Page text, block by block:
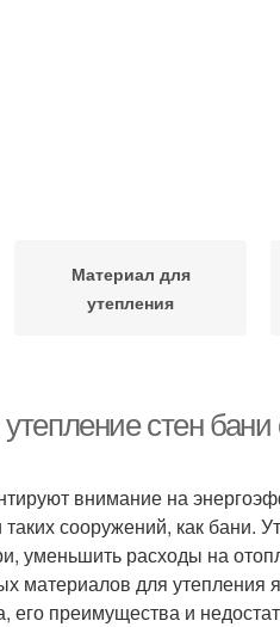
Материал для
утепления
стен
внимание на
сооружений, как бани.
уменьшить расходы на
материалов для утепления
его преимущества и